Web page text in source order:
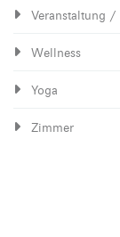
Veranstaltung /
Wellness
Yoga
Zimmer